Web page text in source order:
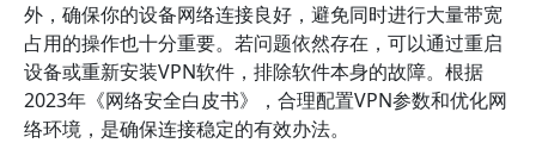
外，确保你的设备网络连接良好，避免同时进行大量带宽
占用的操作也十分重要。若问题依然存在，可以通过重启
设备或重新安装VPN软件，排除软件本身的故障。根据
2023年《网络安全白皮书》，合理配置VPN参数和优化网
络环境，是确保连接稳定的有效办法。